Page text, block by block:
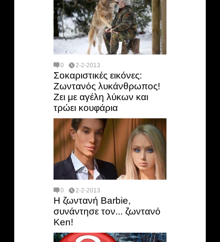
0 2-2-2013
Σοκαριστικές εικόνες:
Ζωντανός λυκάνθρωπος!
Ζει με αγέλη λύκων και
τρώει κουφάρια
0 2-2-2013
H ζωντανή Barbie,
συνάντησε τον... ζωντανό
Ken!